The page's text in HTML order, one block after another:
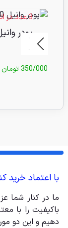
3 عدد در انبار
پودر وانیل 100 گرمی
350/000تومان
با اعتماد خرید
ما در کنار شما
باکیفیت را با
دهیم و این دو